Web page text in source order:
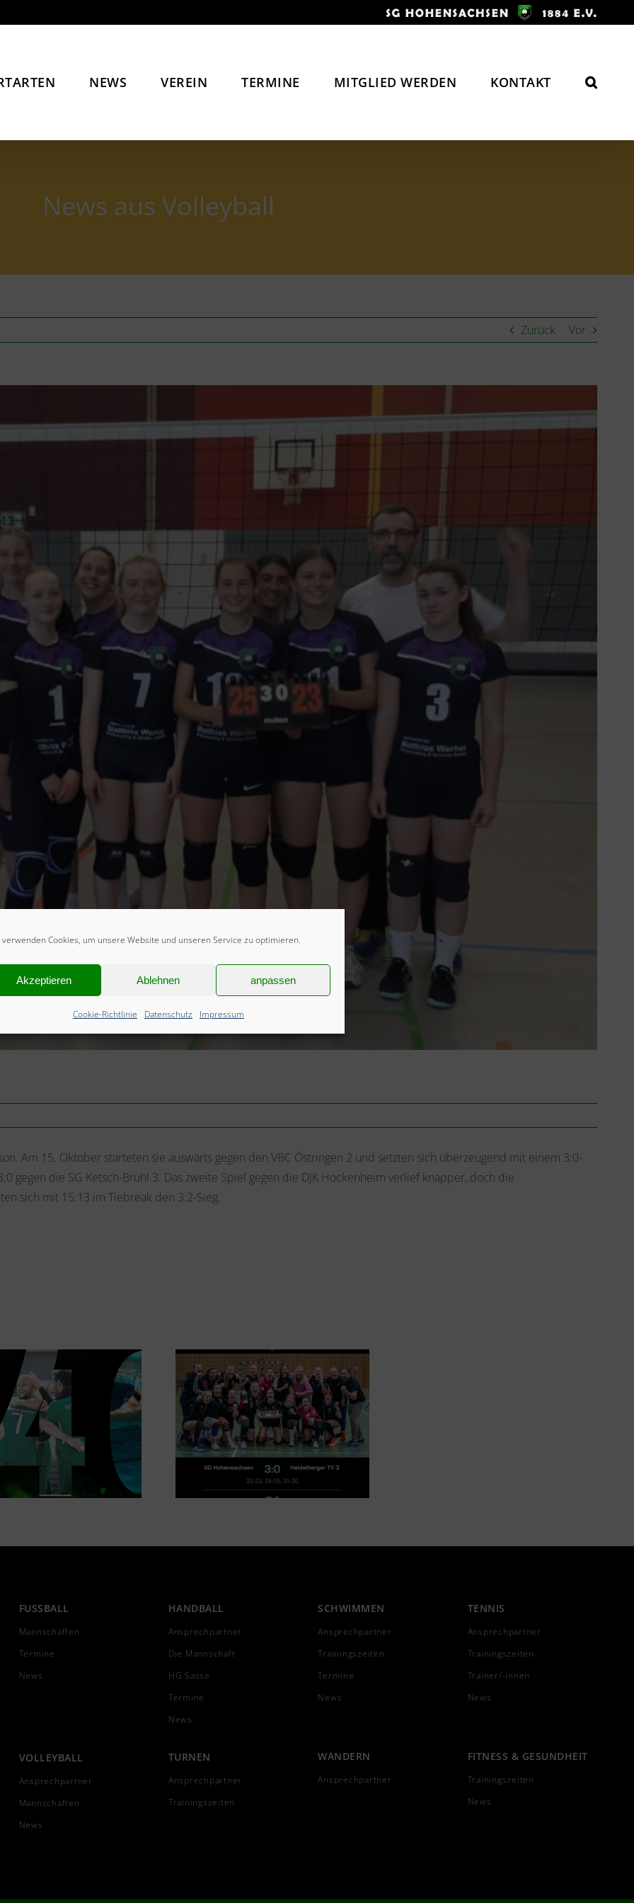
verwenden Cookies, um unsere Website und unseren Service zu optimieren.
Akzeptieren Ablehnen anpassen
Cookie-Richtlinie Datenschutz Impressum
NEWS VEREIN TERMINE MITGLIED WERDEN KONTAKT
News aus Volleyball
Zurück Vor
Am 15. Oktober starteten sie auswärts gegen den VBC Östringen 2 und setzten sich überzeugend mit einem 3:0-
gegen die SG Ketsch-Brühl 3. Das zweite Spiel gegen die DJK Hockenheim verlief knapper, doch die
sich mit 15:13 im Tiebreak den 3:2-Sieg.
FUSSBALL
Mannschaften
Termine
News
VOLLEYBALL
Ansprechpartner
Mannschaften
News
HANDBALL
Ansprechpartner
Die Mannschaft
HG Sasse
Termine
News
TURNEN
Ansprechpartner
Trainingszeiten
SCHWIMMEN
Ansprechpartner
Trainingszeiten
Termine
News
WANDERN
Ansprechpartner
TENNIS
Ansprechpartner
Trainingszeiten
Trainer/-innen
News
FITNESS & GESUNDHEIT
Trainingszeiten
News